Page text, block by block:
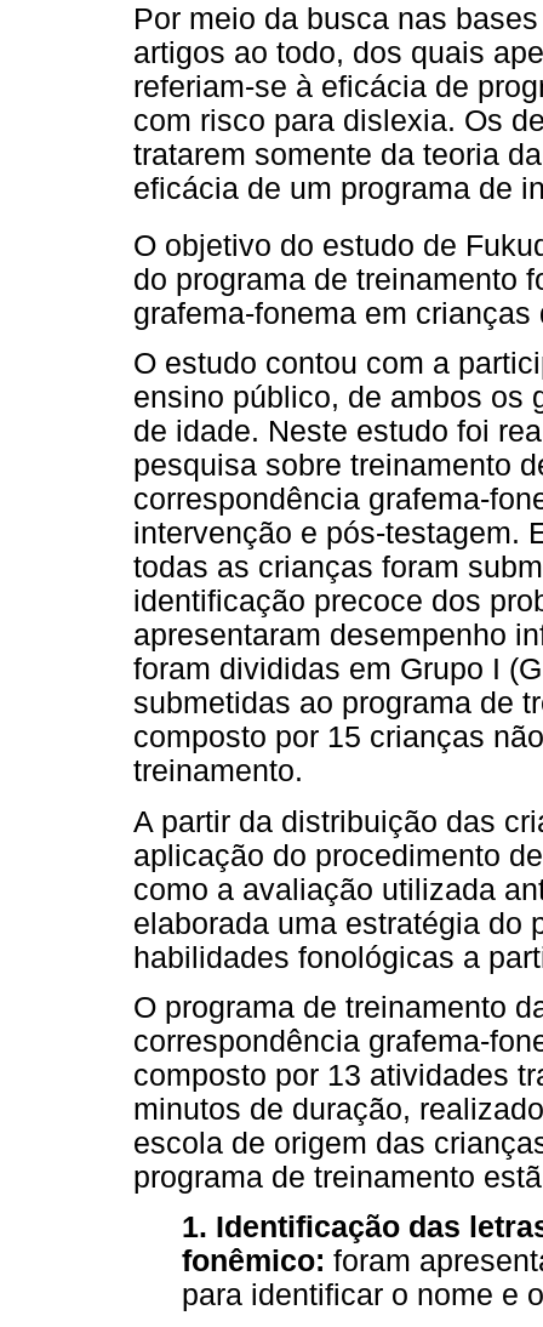
Por meio da busca nas
artigos ao todo, dos quais
referiam-se à eficácia de
com risco para dislexia. Os
tratarem somente da teoria
eficácia de um programa de
O objetivo do estudo de
do programa de treinamento
grafema-fonema em
O estudo contou com a
ensino público, de ambos os
de idade. Neste estudo foi
pesquisa sobre treinamento
correspondência grafema-
intervenção e pós-testagem.
todas as crianças foram
identificação precoce dos
apresentaram desempenho
foram divididas em Grupo I
submetidas ao programa de
composto por 15 crianças
treinamento.
A partir da distribuição das
aplicação do procedimento
como a avaliação utilizada
elaborada uma estratégia do
habilidades fonológicas a
O programa de treinamento
correspondência grafema-
composto por 13 atividades
minutos de duração,
escola de origem das
programa de treinamento
1. Identificação das
fonêmico: foram
para identificar o nome e